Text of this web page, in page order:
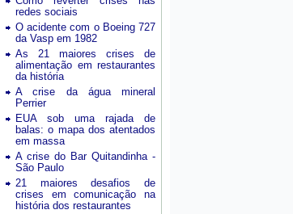
redes sociais
O acidente com o Boeing 727
da Vasp em 1982
As 21 maiores crises de
alimentação em restaurantes
da história
A crise da água mineral
Perrier
EUA sob uma rajada de
balas: o mapa dos atentados
em massa
A crise do Bar Quitandinha -
São Paulo
21 maiores desafios de
crises em comunicação na
história dos restaurantes